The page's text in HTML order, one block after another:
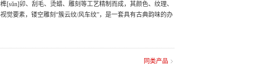
[sǔn]卯、刮毛、烫蜡、雕刻等工艺精制而成，其颜色、纹理、
觉要素，镂空雕刻“簇云纹/风车纹”，是一套具有古典韵味的办
同类产品